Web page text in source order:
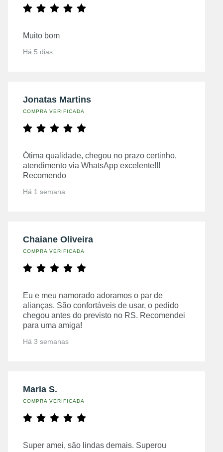
Muito bom
Há 5 dias
Jonatas Martins
COMPRA VERIFICADA
Ótima qualidade, chegou no prazo certinho,
atendimento via WhatsApp excelente!!!
Recomendo
Há 1 semana
Chaiane Oliveira
COMPRA VERIFICADA
Eu e meu namorado adoramos o par de
alianças. São confortáveis de usar, o pedido
chegou antes do previsto no RS. Recomendei
para uma amiga!
Há 3 semanas
Maria S.
COMPRA VERIFICADA
Super amei, são lindas demais. Superou